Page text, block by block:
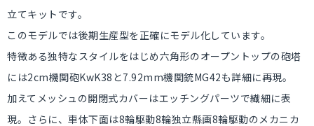
立てキットです。
このモデルでは後期生産型を正確にモデル化しています。
特徴ある独特なスタイルをはじめ六角形のオープントップの砲塔
には2cm機関砲KwK38と7.92mm機関銃MG42も詳細に再現。
加えてメッシュの開閉式カバーはエッチングパーツで繊細に表
現。さらに、車体下面は8輪駆動8輪独立縣画8輪駆動のメカニカ